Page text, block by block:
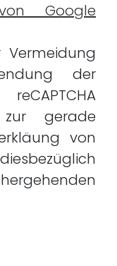
Google
der
zur gerade
von